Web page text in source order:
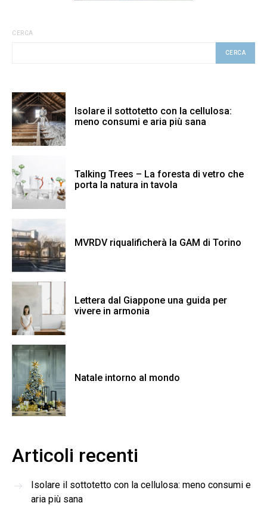
CERCA
CERCA
Isolare il sottotetto con la cellulosa:
meno consumi e aria più sana
Talking Trees – La foresta di vetro che
porta la natura in tavola
MVRDV riqualificherà la GAM di Torino
Lettera dal Giappone una guida per
vivere in armonia
Natale intorno al mondo
Articoli recenti
Isolare il sottotetto con la cellulosa: meno consumi e
aria più sana